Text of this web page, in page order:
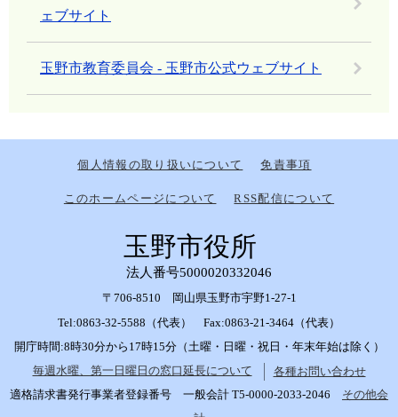
ェブサイト
玉野市教育委員会 - 玉野市公式ウェブサイト
個人情報の取り扱いについて 免責事項
このホームページについて RSS配信について
玉野市役所
法人番号5000020332046
〒706-8510 岡山県玉野市宇野1-27-1
Tel:0863-32-5588（代表） Fax:0863-21-3464（代表）
開庁時間:8時30分から17時15分（土曜・日曜・祝日・年末年始は除く）
毎週水曜、第一日曜日の窓口延長について
各種お問い合わせ
適格請求書発行事業者登録番号 一般会計 T5-0000-2033-2046 その他会